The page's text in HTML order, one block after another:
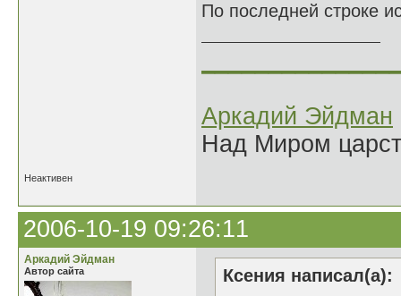
По последней строке
Аркадий Эйдман
Над Миром
Неактивен
2006-10-19 09:26:11
Аркадий Эйдман
Автор сайта
Ксения написал(а):